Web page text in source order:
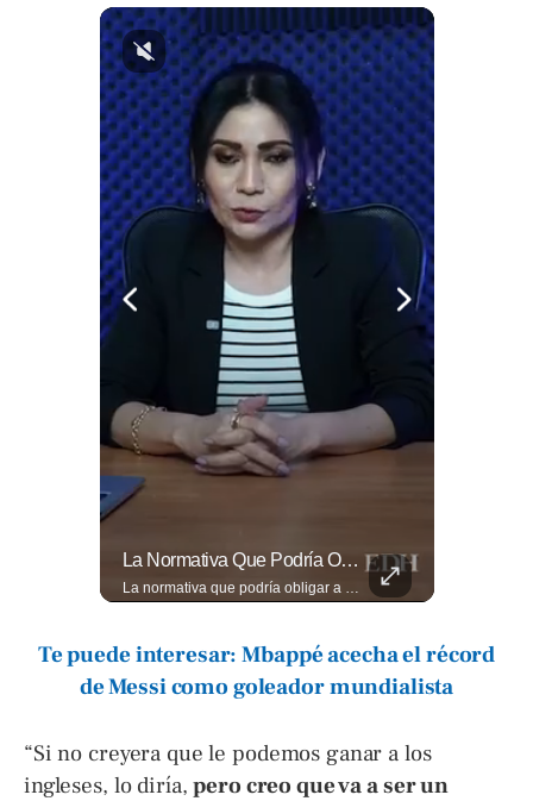
La Normativa Que Podría Obligar A Miles De Solicitantes A Salir De Estados Unidos Para Tramitar Su Residencia En Sus Países De Origen Sigue Vigente.
Te puede interesar: Mbappé acecha el récord
de Messi como goleador mundialista
“Si no creyera que le podemos ganar a los
ingleses, lo diría,pero creo que va a ser un